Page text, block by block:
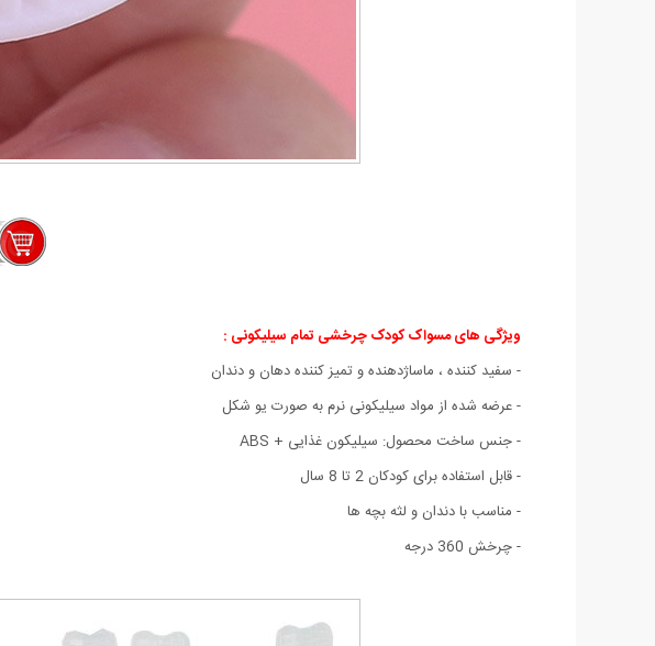
ویژگی های مسواک کودک چرخشی تمام سیلیکونی :
- سفید کننده ، ماساژدهنده و تمیز کننده دهان و دندان
- عرضه شده از مواد سیلیکونی نرم به صورت یو شکل
- جنس ساخت محصول: سیلیکون غذایی + ABS
- قابل استفاده برای کودکان 2 تا 8 سال
- مناسب با دندان و لثه بچه ها
- چرخش 360 درجه